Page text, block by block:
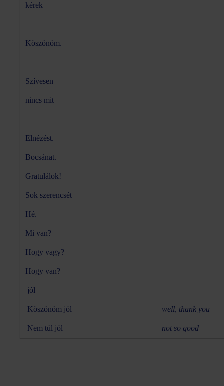
kérek
Köszönöm.
Szívesen
nincs mit
Elnézést.
Bocsánat.
Gratulálok!
Sok szerencsét
Hé.
Mi van?
Hogy vagy?
Hogy van?
jól
Köszönöm jól well, thank you
Nem túl jól not so good